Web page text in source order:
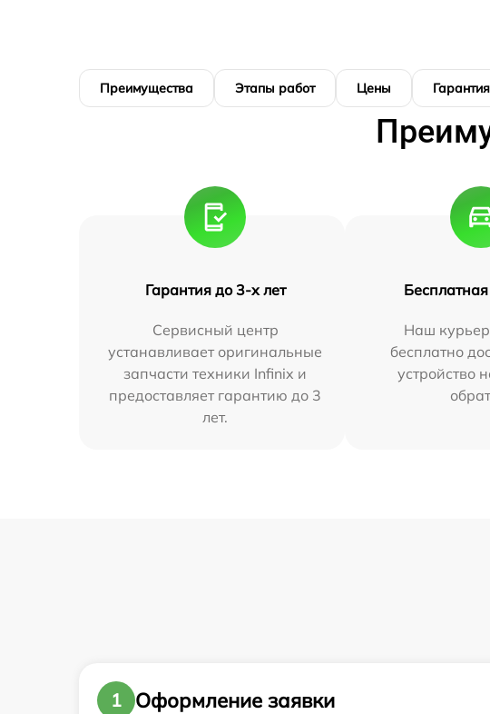
Преимущества Этапы работ Цены Гарантия
Гарантия до 3-х лет
Сервисный центр
устанавливает оригинальные
запчасти техники Infinix и
предоставляет гарантию до 3
лет.
Наш
бесплатно
устройство
1
Оформление заявки